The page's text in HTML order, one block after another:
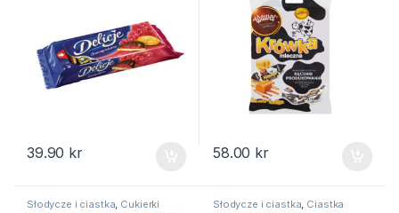
39.90 kr 58.00 kr
Słodycze i ciastka, Cukierki Słodycze i ciastka, Ciastka